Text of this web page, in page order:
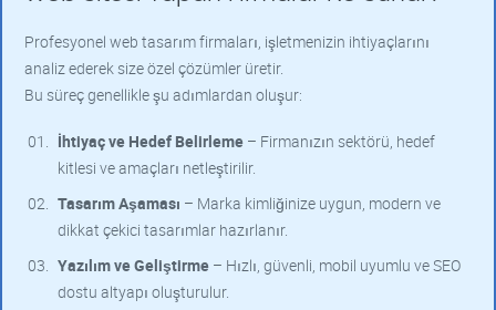
Profesyonel web tasarım firmaları, işletmenizin ihtiyaçlarını
analiz ederek size özel çözümler üretir.
Bu süreç genellikle şu adımlardan oluşur:
İhtiyaç ve Hedef Belirleme – Firmanızın sektörü, hedef
kitlesi ve amaçları netleştirilir.
Tasarım Aşaması – Marka kimliğinize uygun, modern ve
dikkat çekici tasarımlar hazırlanır.
Yazılım ve Geliştirme – Hızlı, güvenli, mobil uyumlu ve SEO
dostu altyapı oluşturulur.